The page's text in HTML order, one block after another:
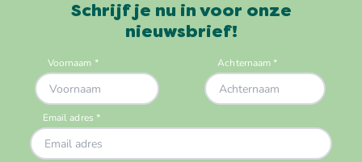
Schrijf je nu in voor onze
nieuwsbrief!